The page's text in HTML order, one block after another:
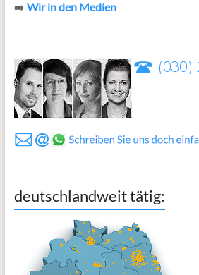
➡️ Wir in den Medien
deutschlandweit tätig: